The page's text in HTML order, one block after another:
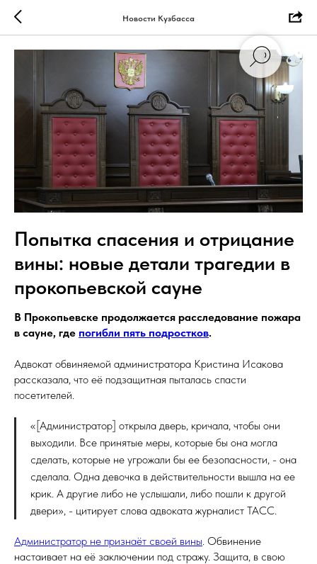
Новости Кузбасса
Попытка спасения и отрицание
вины: новые детали трагедии в
прокопьевской сауне
В Прокопьевске продолжается расследование пожара
в сауне, где погибли пять подростков.
Адвокат обвиняемой администратора Кристина Исакова
рассказала, что её подзащитная пыталась спасти
посетителей.
«[Администратор] открыла дверь, кричала, чтобы они
выходили. Все принятые меры, которые бы она могла
сделать, которые не угрожали бы ее безопасности, - она
сделала. Одна девочка в действительности вышла на ее
крик. А другие либо не услышали, либо пошли к другой
двери», - цитирует слова адвоката журналист ТАСС.
Администратор не признаёт своей вины . Обвинение
настаивает на её заключении под стражу. Защита, в свою